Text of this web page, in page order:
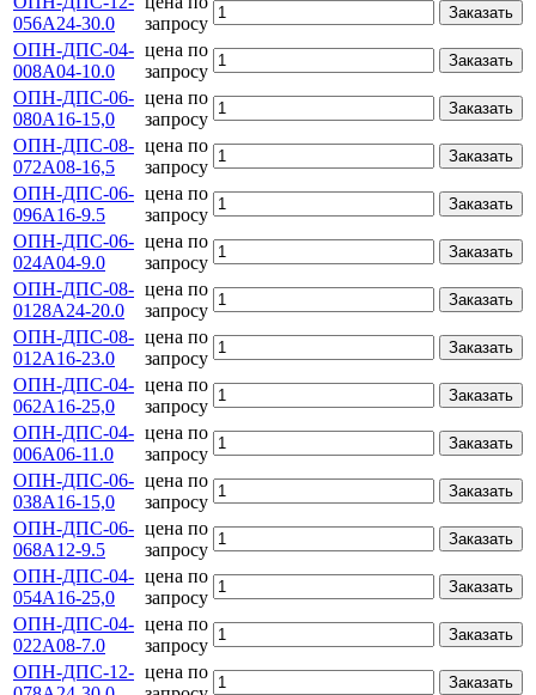
056А24-30.0
запросу
Заказать
ОПН-ДПС-04-
008А04-10.0
цена по
запросу
Заказать
ОПН-ДПС-06-
080А16-15,0
цена по
запросу
Заказать
ОПН-ДПС-08-
072А08-16,5
цена по
запросу
Заказать
ОПН-ДПС-06-
096А16-9.5
цена по
запросу
Заказать
ОПН-ДПС-06-
024А04-9.0
цена по
запросу
Заказать
ОПН-ДПС-08-
0128А24-20.0
цена по
запросу
Заказать
ОПН-ДПС-08-
012А16-23.0
цена по
запросу
Заказать
ОПН-ДПС-04-
062А16-25,0
цена по
запросу
Заказать
ОПН-ДПС-04-
006А06-11.0
цена по
запросу
Заказать
ОПН-ДПС-06-
038А16-15,0
цена по
запросу
Заказать
ОПН-ДПС-06-
068А12-9.5
цена по
запросу
Заказать
ОПН-ДПС-04-
054А16-25,0
цена по
запросу
Заказать
ОПН-ДПС-04-
022А08-7.0
цена по
запросу
Заказать
ОПН-ДПС-12- цена по
Заказать